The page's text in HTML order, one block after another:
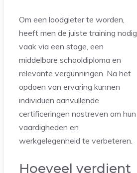
Om een loodgieter te worden,
heeft men de juiste training nodig,
vaak via een stage, een
middelbare schooldiploma en
relevante vergunningen. Na het
opdoen van ervaring kunnen
individuen aanvullende
certificeringen nastreven om hun
vaardigheden en
werkgelegenheid te verbeteren.
Hoeveel verdient